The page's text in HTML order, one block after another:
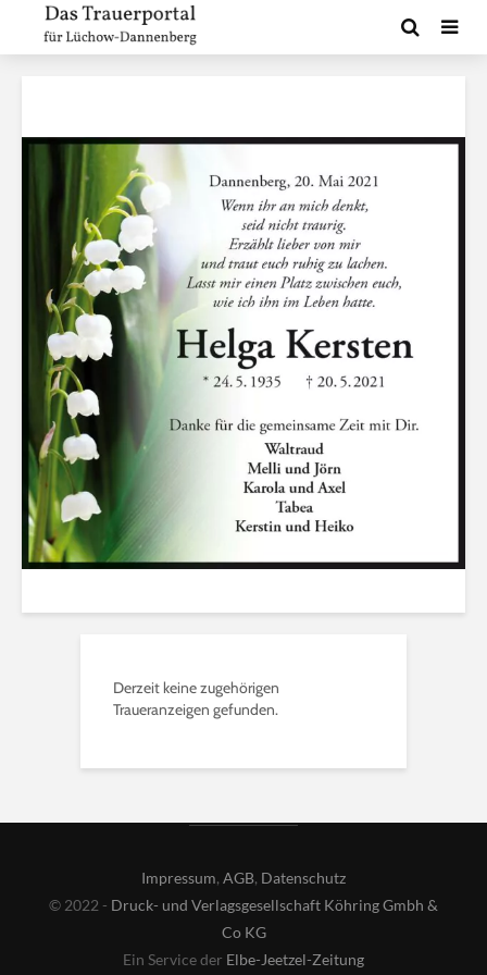
Derzeit keine zugehörigen
Traueranzeigen gefunden.
Impressum, AGB, Datenschutz
© 2022 - Druck- und Verlagsgesellschaft Köhring Gmbh &
Co KG
Ein Service der Elbe-Jeetzel-Zeitung